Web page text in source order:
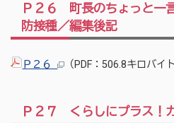
Ｐ２６ 町長のちょっと一
防接種／編集後記
Ｐ２６ （PDF：506.8キロバイト
Ｐ２７ くらしにプラス！